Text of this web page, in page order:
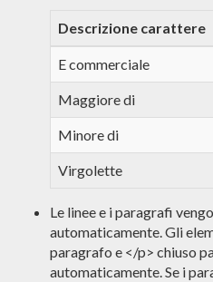
Descrizione carattere
E commerciale
Maggiore di
Minore di
Virgolette
Le linee e i paragrafi
automaticamente. Gli
paragrafo e </p> chiuso
automaticamente. Se i